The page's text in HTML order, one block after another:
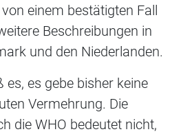
einem bestätigten Fall
Beschreibungen in
und den Niederlanden.
es, es gebe bisher keine
Vermehrung. Die
die WHO bedeutet nicht,